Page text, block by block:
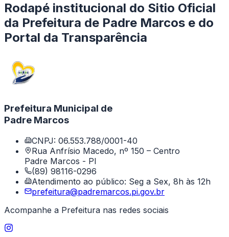
Rodapé institucional do Sitio Oficial
da Prefeitura de Padre Marcos e do
Portal da Transparência
Prefeitura Municipal de
Padre Marcos
CNPJ: 06.553.788/0001-40
Rua Anfrísio Macedo, nº 150 – Centro
Padre Marcos - PI
(89) 98116-0296
Atendimento ao público: Seg a Sex, 8h às 12h
prefeitura@padremarcos.pi.gov.br
Acompanhe a Prefeitura nas redes sociais